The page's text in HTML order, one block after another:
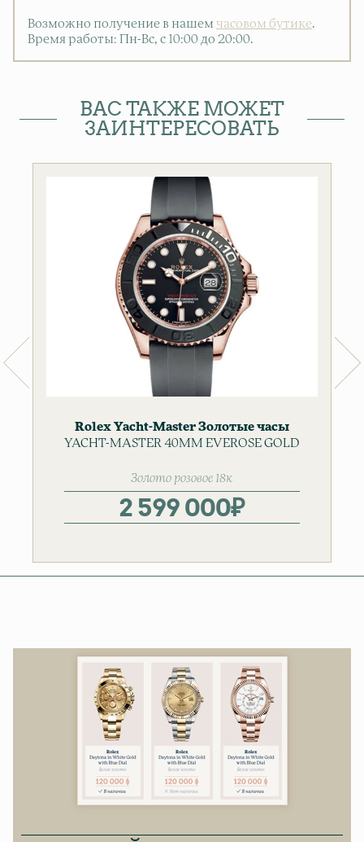
Возможно получение в нашем часовом бутике.
Время работы: Пн-Вс, с 10:00 до 20:00.
ВАС ТАКЖЕ МОЖЕТ
ЗАИНТЕРЕСОВАТЬ
Rolex Yacht-Master Золотые часы
Мужские часы
YACHT-MASTER 40MM EVEROSE GOLD
Золото розовое 18к
2 599 000₽